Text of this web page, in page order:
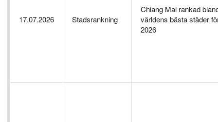
17.07.2026 Stadsrankning
Chiang Mai rankad
världens bästa städer
2026